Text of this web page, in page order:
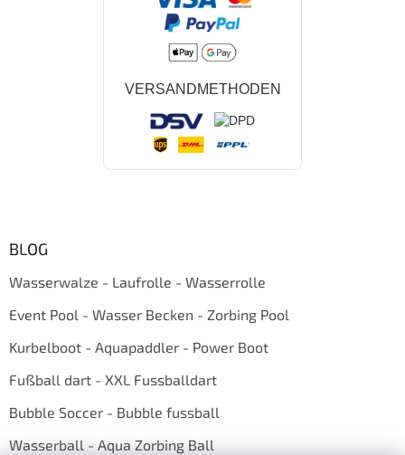
VERSANDMETHODEN
BLOG
Wasserwalze - Laufrolle - Wasserrolle
Event Pool - Wasser Becken - Zorbing Pool
Kurbelboot - Aquapaddler - Power Boot
Fußball dart - XXL Fussballdart
Bubble Soccer - Bubble fussball
Wasserball - Aqua Zorbing Ball